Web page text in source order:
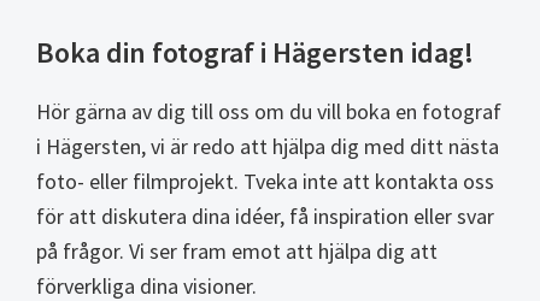
Boka din fotograf i Hägersten idag!
Hör gärna av dig till oss om du vill boka en fotograf
i Hägersten, vi är redo att hjälpa dig med ditt nästa
foto- eller filmprojekt. Tveka inte att kontakta oss
för att diskutera dina idéer, få inspiration eller svar
på frågor. Vi ser fram emot att hjälpa dig att
förverkliga dina visioner.